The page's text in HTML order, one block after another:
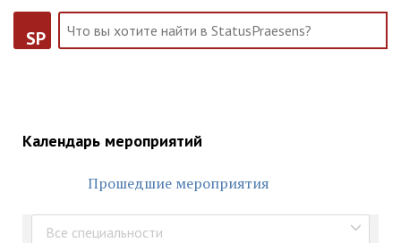
SP
Календарь мероприятий
Прошедшие мероприятия
Все специальности